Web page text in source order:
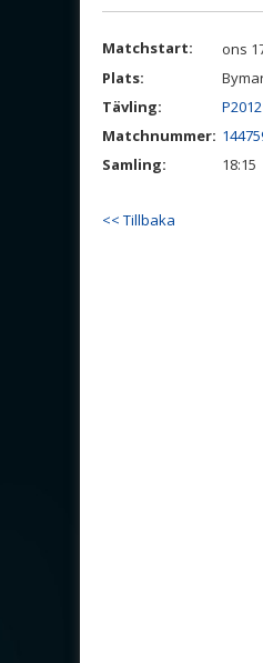
Matchstart:
ons
Plats:
Tävling:
Matchnummer:
Samling:
18:15
<< Tillbaka